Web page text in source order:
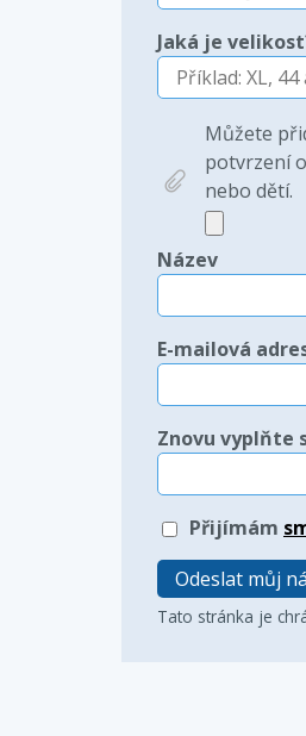
Jaká je
Můžete
potvrzení
nebo dětí.
Název
E-mailová
Znovu vyplňte
Přijímám
Odeslat můj
Tato stránka je